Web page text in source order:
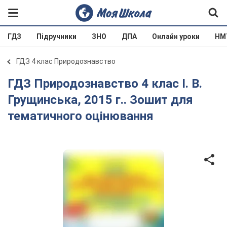
ГДЗ Підручники ЗНО ДПА Онлайн уроки
ГДЗ 4 клас Природознавство
ГДЗ Природознавство 4 клас І. В.
Грущинська, 2015 г.. Зошит для
тематичного оцінювання